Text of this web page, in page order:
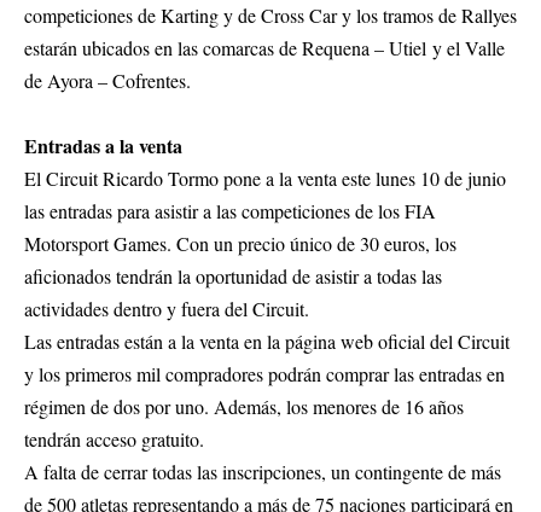
competiciones de Karting y de Cross Car y los tramos de Rallyes
estarán ubicados en las comarcas de Requena – Utiel y el Valle
de Ayora – Cofrentes.
Entradas a la venta
El Circuit Ricardo Tormo pone a la venta este lunes 10 de junio
las entradas para asistir a las competiciones de los FIA
Motorsport Games. Con un precio único de 30 euros, los
aficionados tendrán la oportunidad de asistir a todas las
actividades dentro y fuera del Circuit.
Las entradas están a la venta en la página web oficial del Circuit
y los primeros mil compradores podrán comprar las entradas en
régimen de dos por uno. Además, los menores de 16 años
tendrán acceso gratuito.
A falta de cerrar todas las inscripciones, un contingente de más
de 500 atletas representando a más de 75 naciones participará en